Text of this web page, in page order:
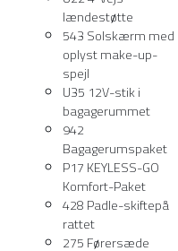
lændestøtte
543 Solskærm med
oplyst make-up-
spejl
U35 12V-stik i
bagagerummet
942
Bagagerumspaket
P17 KEYLESS-GO
Komfort-Paket
428 Padle-skiftepå
rattet
275 Førersæde